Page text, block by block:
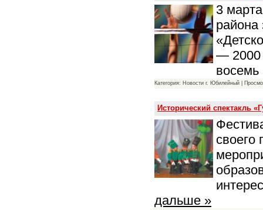
3
района
— 2000
восемь
Категория: Новости г. Юбилейный |
Исторический спектакль
своего
дальше »